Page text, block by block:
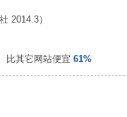
2014.3）
416
它网站便宜 61%